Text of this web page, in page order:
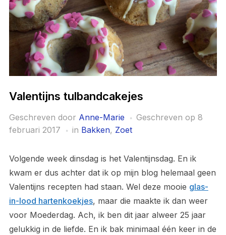
Valentijns tulbandcakejes
Geschreven door Anne-Marie Geschreven op 8
februari 2017
in Bakken, Zoet
Volgende week dinsdag is het Valentijnsdag. En ik
kwam er dus achter dat ik op mijn blog helemaal geen
Valentijns recepten had staan. Wel deze mooie glas-
in-lood hartenkoekjes, maar die maakte ik dan weer
voor Moederdag. Ach, ik ben dit jaar alweer 25 jaar
gelukkig in de liefde. En ik bak minimaal één keer in de